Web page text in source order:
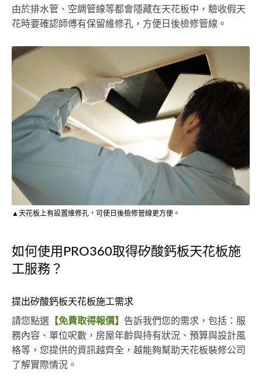
由於排水管、空調管線等都會隱藏在天花板中，驗收假天
花時要確認師傅有保留維修孔，方便日後檢修管線。
▲天花板上有設置維修孔，可使日後檢修管線更方便。
如何使用PRO360取得矽酸鈣板天花板施
工服務？
提出矽酸鈣板天花板施工需求
請您點選 【免費取得報價】 告訴我們您的需求，包括：服
務內容、單位呎數，房屋年齡與持有狀況、預算與設計風
格等，您提供的資訊越齊全，越能夠幫助天花板裝修公司
了解實際情況。